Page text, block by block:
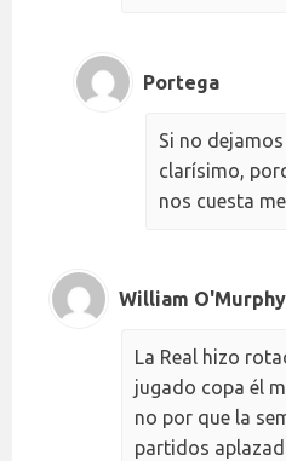
Portega
Si no
clarísimo,
nos cuesta
William O'Murphy
La Real hizo
jugado copa él
no por que la
partidos